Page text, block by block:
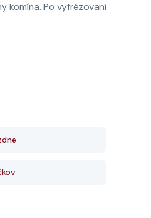
komína. Po vyfrézovaní